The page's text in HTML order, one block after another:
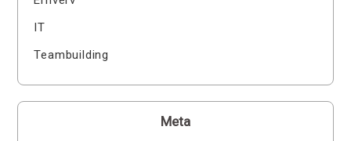
IT
Teambuilding
Meta